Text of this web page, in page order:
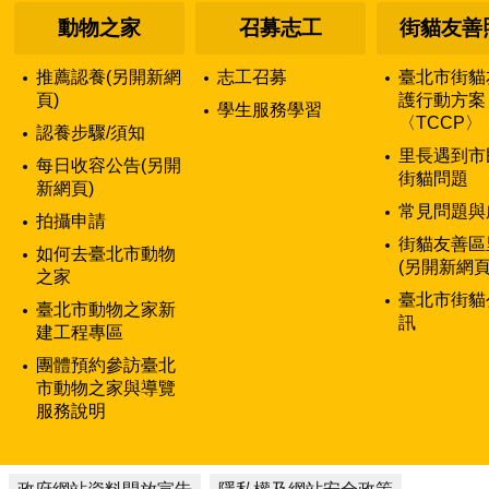
動物之家
推薦認養(另開新網
頁)
認養步驟/須知
每日收容公告(另開
新網頁)
拍攝申請
如何去臺北市動物
之家
臺北市動物之家新
建工程專區
團體預約參訪臺北
市動物之家與導覽
服務說明
召募志工
志工召募
學生服務學習
街貓友善
臺北市街
護行動方案
〈TCCP〉
里長遇到
街貓問題
常見問題
街貓友善
(另開新網
臺北市街
訊